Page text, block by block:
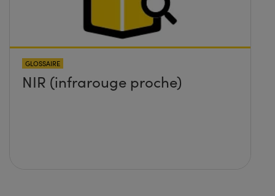
GLOSSAIRE
NIR (infrarouge proche)